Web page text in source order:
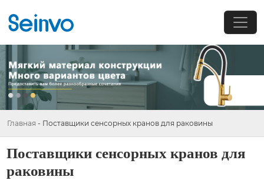
Главная - Поставщики сенсорных кранов для раковины
Поставщики сенсорных кранов для
раковины